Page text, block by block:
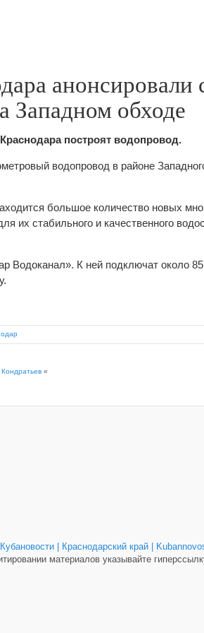
анонсировали
Западном обходе
построят водопровод.
водопровод в районе
большое количество новых
их стабильного и качественного
Водоканал». К ней подключат около
«
Кубановости | Краснодарский край |
материалов указывайте